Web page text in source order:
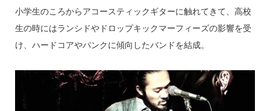
小学生のころからアコースティックギターに触れてきて、高校
生の時にはランシドやドロップキックマーフィーズの影響を受
け、ハードコアやパンクに傾向したバンドを結成。